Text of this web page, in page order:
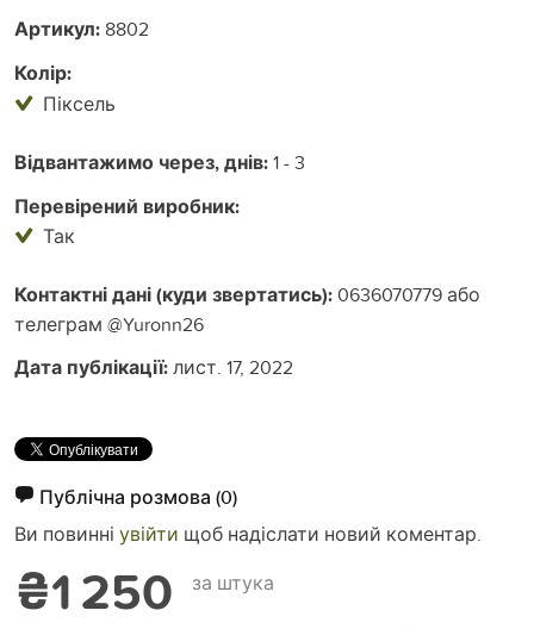
Артикул: 8802
Колір:
Піксель
Відвантажимо через, днів:1 - 3
Перевірений виробник:
Так
Контактні дані (куди звертатись):0636070779 або
телеграм @Yuronn26
Дата публікації:лист. 17, 2022
Публічна розмова (0)
Ви повинні увійти щоб надіслати новий коментар.
₴1 250 за штука